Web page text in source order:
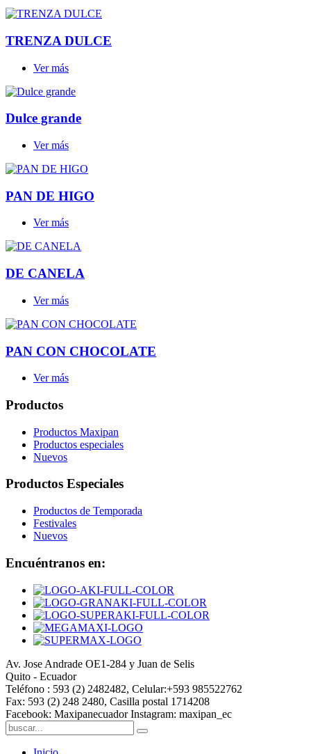
TRENZA DULCE
Ver más
Dulce grande
Ver más
PAN DE HIGO
Ver más
DE CANELA
Ver más
PAN CON CHOCOLATE
Ver más
Productos
Productos Maxipan
Productos especiales
Nuevos
Productos Especiales
Productos de Temporada
Festivales
Nuevos
Encuéntranos en:
Av. Jose Andrade OE1-284 y Juan de Selis
Quito - Ecuador
Teléfono : 593 (2) 2482482, Celular:+593 985522762
Fax: 593 (2) 248 2480, Casilla postal 1714208
Facebook: Maxipanecuador Instagram: maxipan_ec